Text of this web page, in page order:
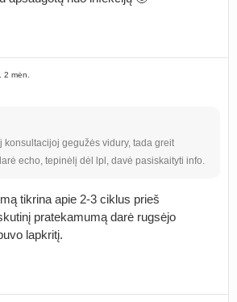
2 mėn.
konsultacijoj gegužės vidury, tada greit
echo, tepinėlį dėl lpl, davė pasiskaityti info.
tikrina apie 2-3 ciklus prieš
pratekamumą darė rugsėjo
lapkritį.